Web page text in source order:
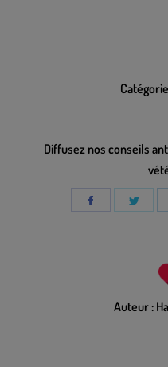
Diffusez nos conseils
Auteur :